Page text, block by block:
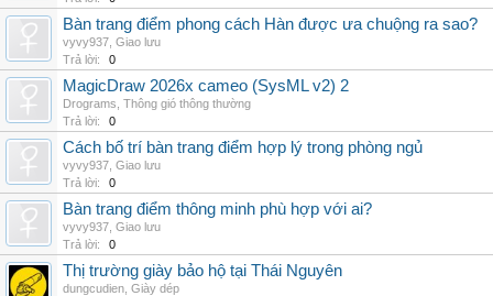
Bàn trang điểm phong cách Hàn được ưa chuộng ra sao?
vyvy937 Giao lưu
Trả lời:
0
MagicDraw 2026x cameo (SysML v2) 2
Drograms Thông gió thông thường
Trả lời:
0
Cách bố trí bàn trang điểm hợp lý trong phòng ngủ
vyvy937 Giao lưu
Trả lời:
0
Bàn trang điểm thông minh phù hợp với ai?
vyvy937 Giao lưu
Trả lời:
0
Thị trường giày bảo hộ tại Thái Nguyên
dungcudien Giày dép